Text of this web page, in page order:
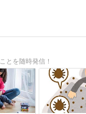
とを随時発信！